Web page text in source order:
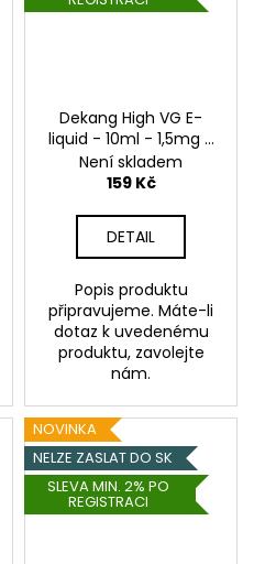
Dekang High VG E-
liquid - 10ml - 1,5mg -
Strawberry Pie
(Jahodový koláč)
Není skladem
159 Kč
DETAIL
Popis produktu
připravujeme. Máte-li
dotaz k uvedenému
produktu, zavolejte
nám.
NOVINKA
NELZE ZASLAT DO SK
SLEVA MIN. 2% PO
REGISTRACI